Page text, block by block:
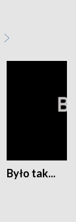
Było tak...